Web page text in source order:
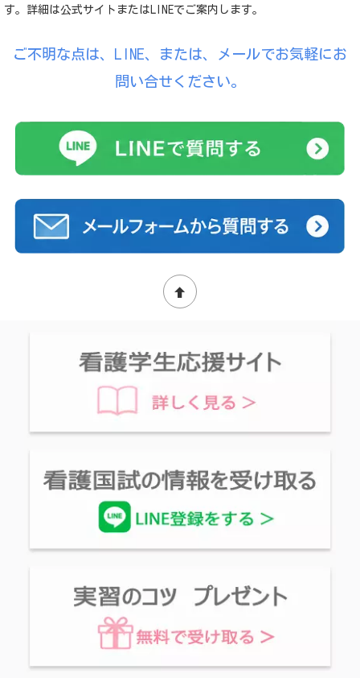
す。詳細は公式サイトまたは LINEでご案内します。
ご不明な点は、LINE、または、メールでお気軽にお
問い合せください。